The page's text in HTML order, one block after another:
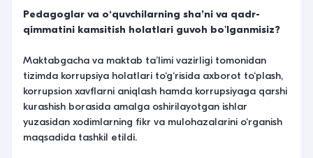
Pedagoglar va oʻquvchilarning shaʼni va qadr-
qimmatini kamsitish holatlari guvoh bo'lganmisiz?
Maktabgacha va maktab ta’limi vazirligi tomonidan
tizimda korrupsiya holatlari to‘g‘risida axborot to‘plash,
korrupsion xavflarni aniqlash hamda korrupsiyaga qarshi
kurashish borasida amalga oshirilayotgan ishlar
yuzasidan xodimlarning fikr va mulohazalarini o‘rganish
maqsadida tashkil etildi.